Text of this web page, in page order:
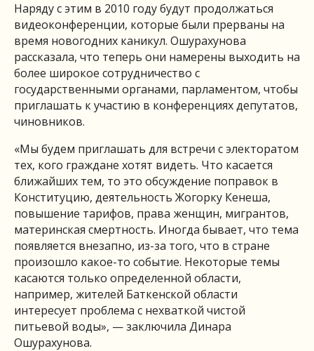
Наряду с этим в 2010 году будут продолжаться
видеоконференции, которые были прерваны на
время новогодних каникул. Ошурахунова
рассказала, что теперь они намерены выходить на
более широкое сотрудничество с
государственными органами, парламентом, чтобы
приглашать к участию в конференциях депутатов,
чиновников.
«Мы будем приглашать для встречи с электоратом
тех, кого граждане хотят видеть. Что касается
ближайших тем, то это обсуждение поправок в
Конституцию, деятельность Жогорку Кенеша,
повышение тарифов, права женщин, мигрантов,
материнская смертность. Иногда бывает, что тема
появляется внезапно, из-за того, что в стране
произошло какое-то событие. Некоторые темы
касаются только определенной области,
например, жителей Баткенской области
интересует проблема с нехваткой чистой
питьевой воды», — заключила Динара
Ошурахунова.